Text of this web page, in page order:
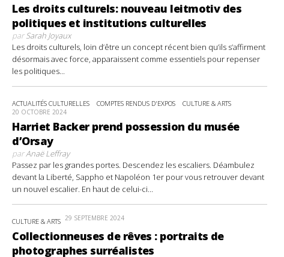
Les droits culturels: nouveau leitmotiv des
politiques et institutions culturelles
parSarah Joyaux
Les droits culturels, loin d’être un concept récent bien qu’ils s’affirment
désormais avec force, apparaissent comme essentiels pour repenser
les politiques...
ACTUALITÉS CULTURELLES COMPTES RENDUS D'EXPOS CULTURE & ARTS
20 OCTOBRE 2024
Harriet Backer prend possession du musée
d’Orsay
parAnaë Leffray
Passez par les grandes portes. Descendez les escaliers. Déambulez
devant la Liberté, Sappho et Napoléon 1er pour vous retrouver devant
un nouvel escalier. En haut de celui-ci...
CULTURE & ARTS 29 SEPTEMBRE 2024
Collectionneuses de rêves : portraits de
photographes surréalistes